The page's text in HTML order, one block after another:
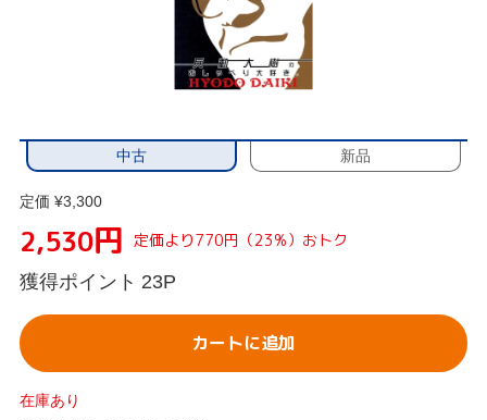
中古 新品
定価 ¥3,300
2,530円 定価より770円（23%）おトク
獲得ポイント 23P
カートに追加
在庫あり